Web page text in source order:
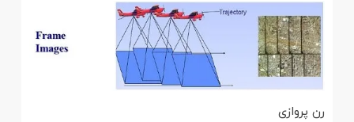
رن پروازی